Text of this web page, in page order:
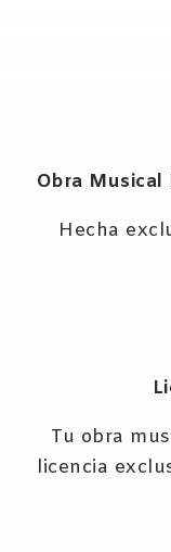
Obra
Hecha
Tu obra
licencia